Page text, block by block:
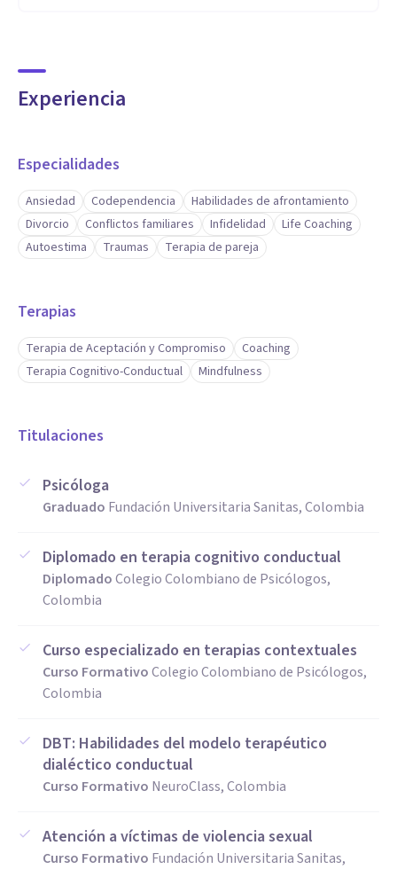
Experiencia
Especialidades
Ansiedad Codependencia
Habilidades de afrontamiento
Divorcio
Conflictos familiares Infidelidad
Life Coaching
Autoestima
Traumas Terapia de pareja
Terapias
Terapia de Aceptación y Compromiso
Coaching
Terapia Cognitivo-Conductual
Mindfulness
Titulaciones
Psicóloga
Graduado Fundación Universitaria Sanitas, Colombia
Diplomado en terapia cognitivo conductual
DiplomadoColegio Colombiano de Psicólogos,
Colombia
Curso especializado en terapias contextuales
Curso FormativoColegio Colombiano de Psicólogos,
Colombia
DBT: Habilidades del modelo terapéutico
dialéctico conductual
Curso Formativo NeuroClass, Colombia
Atención a víctimas de violencia sexual
Curso Formativo Fundación Universitaria Sanitas,